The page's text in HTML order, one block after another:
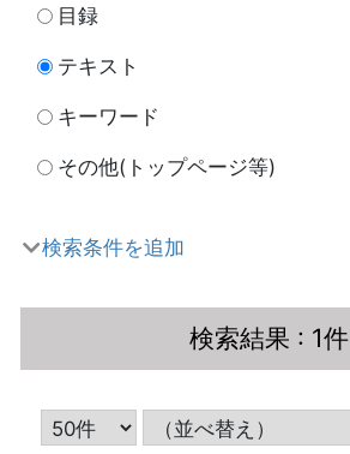
目録
テキスト
キーワード
その他(トップページ等)
検索条件を追加
検索結果 : 1件